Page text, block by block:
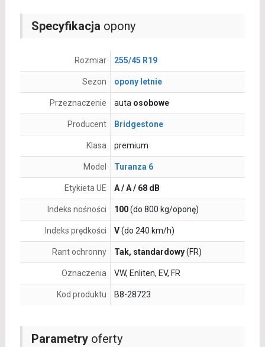
Parametryoferty
Specyfikacja opony
Rozmiar 255/45 R19
Sezon opony letnie
Przeznaczenie auta osobowe
Producent Bridgestone
Klasa premium
Model Turanza 6
Etykieta UE A / A / 68 dB
Indeks nośności 100(do 800 kg/oponę)
Indeks prędkości V(do 240 km/h)
Rant ochronny Tak, standardowy(FR)
Oznaczenia VW, Enliten, EV, FR
Kod produktu B8-28723